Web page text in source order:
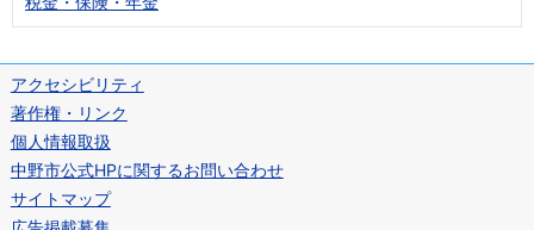
アクセシビリティ
著作権・リンク
個人情報取扱
中野市公式HPに関するお問い合わせ
サイトマップ